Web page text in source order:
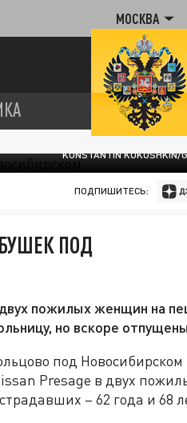
МОСКВА
KONSTANTIN KOKOSHKIN/
ПОДПИШИТЕСЬ:
ПОД
пожилых женщин на
но вскоре
под
Presage в двух
– 62 года и 68